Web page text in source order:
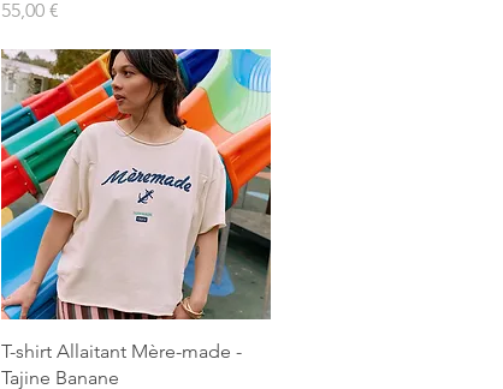
Prix
55,00 €
Aperçu rapide
T-shirt Allaitant Mère-made -
Tajine Banane